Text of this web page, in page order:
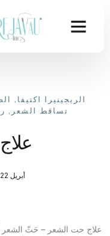
الريجينيرا اكتيفا ,
تساقط الشعر ,
أبريل 22, 2025
علاج حت الشعر – حَثّ الشعر